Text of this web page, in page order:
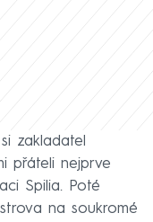
si zakladatel
přáteli nejprve
Spilia. Poté
na soukromé